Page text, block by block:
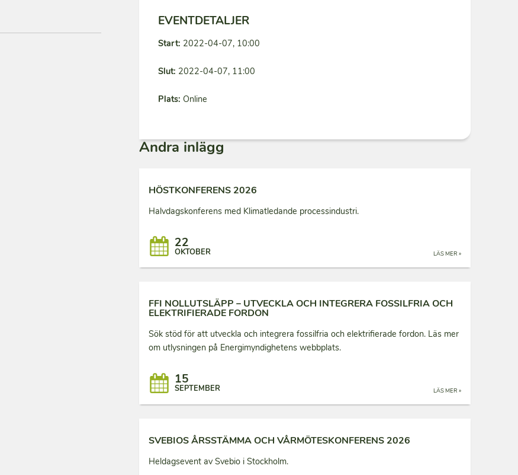
EVENTDETALJER
Start: 2022-04-07, 10:00
Slut: 2022-04-07, 11:00
Plats: Online
Andra inlägg
HÖSTKONFERENS 2026
Halvdagskonferens med Klimatledande processindustri.
LÄS MER »
22
OKTOBER
FFI NOLLUTSLÄPP – UTVECKLA OCH INTEGRERA FOSSILFRIA OCH
ELEKTRIFIERADE FORDON
Sök stöd för att utveckla och integrera fossilfria och elektrifierade fordon. Läs mer
om utlysningen på Energimyndighetens webbplats.
LÄS MER »
15
SEPTEMBER
SVEBIOS ÅRSSTÄMMA OCH VÅRMÖTESKONFERENS 2026
Heldagsevent av Svebio i Stockholm.